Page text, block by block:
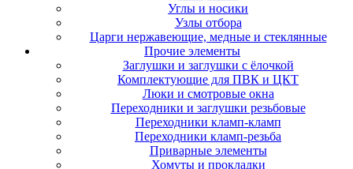
Углы и носики
Узлы отбора
Царги нержавеющие, медные и стеклянные
Прочие элементы
Заглушки и заглушки с ёлочкой
Комплектующие для ПВК и ЦКТ
Люки и смотровые окна
Переходники и заглушки резьбовые
Переходники кламп-кламп
Переходники кламп-резьба
Приварные элементы
Хомуты и прокладки